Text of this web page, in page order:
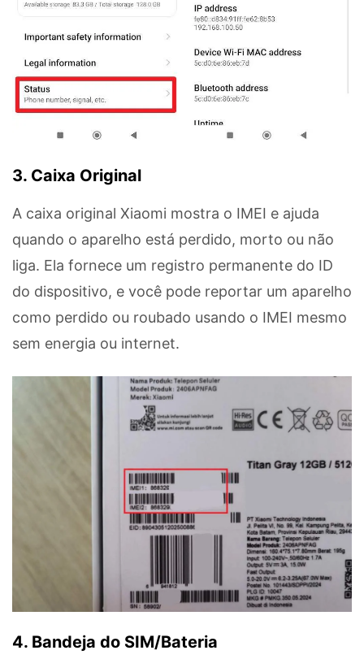
3. Caixa Original
A caixa original Xiaomi mostra o IMEI e ajuda
quando o aparelho está perdido, morto ou não
liga. Ela fornece um registro permanente do ID
do dispositivo, e você pode reportar um aparelho
como perdido ou roubado usando o IMEI mesmo
sem energia ou internet.
4. Bandeja do SIM/Bateria